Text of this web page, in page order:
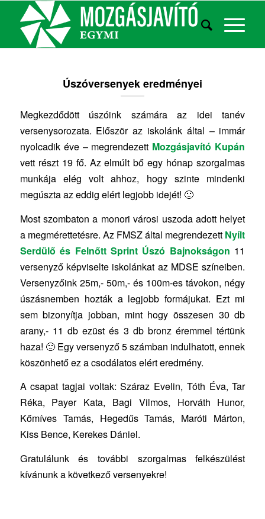
Úszóversenyek eredményei
Megkezdődött úszóink számára az idei tanév
versenysorozata. Először az iskolánk által – immár
nyolcadik éve – megrendezett Mozgásjavító Kupán
vett részt 19 fő. Az elmúlt bő egy hónap szorgalmas
munkája elég volt ahhoz, hogy szinte mindenki
megúszta az eddig elért legjobb idejét! 🙂
Most szombaton a monori városi uszoda adott helyet
a megmérettetésre. Az FMSZ által megrendezett Nyílt
Serdülő és Felnőtt Sprint Úszó Bajnokságon 11
versenyző képviselte iskolánkat az MDSE színeiben.
Versenyzőink 25m,- 50m,- és 100m-es távokon, négy
úszásnemben hozták a legjobb formájukat. Ezt mi
sem bizonyítja jobban, mint hogy összesen 30 db
arany,- 11 db ezüst és 3 db bronz éremmel tértünk
haza! 🙂 Egy versenyző 5 számban indulhatott, ennek
köszönhető ez a csodálatos elért eredmény.
A csapat tagjai voltak: Száraz Evelin, Tóth Éva, Tar
Réka, Payer Kata, Bagi Vilmos, Horváth Hunor,
Kőmíves Tamás, Hegedűs Tamás, Maróti Márton,
Kiss Bence, Kerekes Dániel.
Gratulálunk és további szorgalmas felkészülést
kívánunk a következő versenyekre!